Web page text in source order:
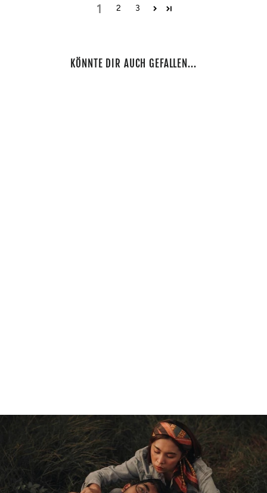
1 2 3
KÖNNTE DIR AUCH GEFALLEN...